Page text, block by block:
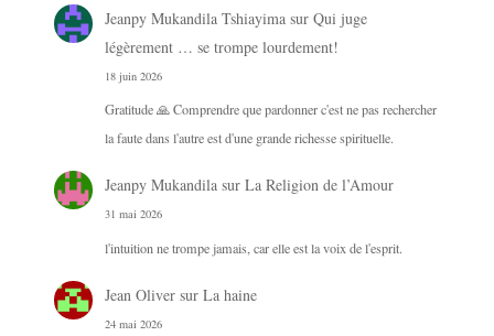
Jeanpy Mukandila Tshiayimasur Qui juge
légèrement … se trompe lourdement!
18 juin 2026
Gratitude 🙏 Comprendre que pardonner c'est ne pas rechercher
la faute dans l'autre est d'une grande richesse spirituelle.
Jeanpy Mukandilasur La Religion de l’Amour
31 mai 2026
l'intuition ne trompe jamais, car elle est la voix de l'esprit.
Jean Oliversur La haine
24 mai 2026